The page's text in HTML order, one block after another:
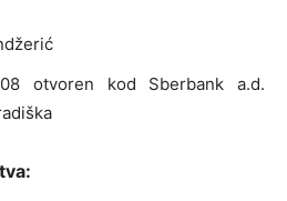
08 otvoren kod Sberbank a.d.